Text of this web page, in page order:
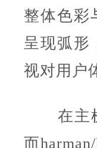
整体色彩
呈现弧形
视对用户
在主机
而